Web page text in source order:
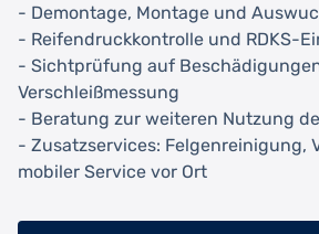
- Demontage, Montage und
- Reifendruckkontrolle und RDKS-
- Sichtprüfung auf
Verschleißmessung
- Beratung zur weiteren Nutzung
- Zusatzservices: Felgenreinigung,
mobiler Service vor Ort